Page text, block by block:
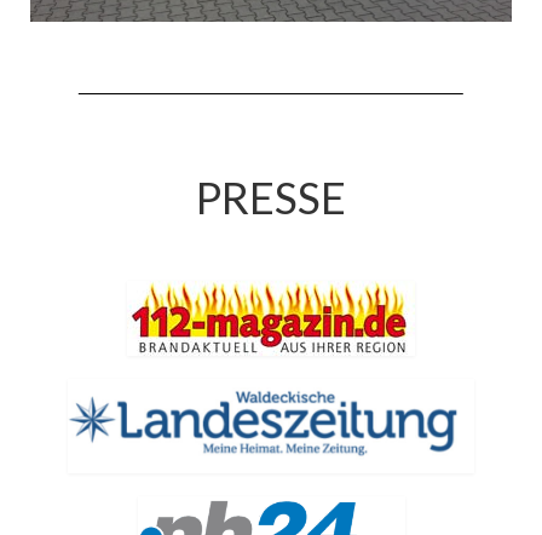
Löschgruppenfahrzeug LF 20 KatS
Tanklöschfahrzeug TLF 16/24 Tr
Gerätewagen Gefahrgut GW-G
GDekonP-LKW
Kleinalarmfahrzeug KLAF
Kommandowagen KdoW
PRESSE